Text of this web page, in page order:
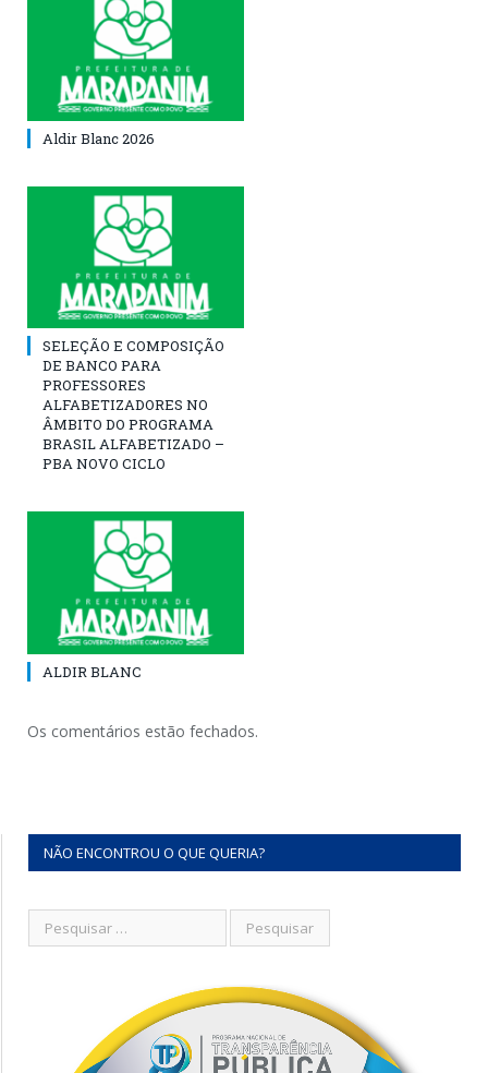
Aldir Blanc 2026
SELEÇÃO E COMPOSIÇÃO
DE BANCO PARA
PROFESSORES
ALFABETIZADORES NO
ÂMBITO DO PROGRAMA
BRASIL ALFABETIZADO –
PBA NOVO CICLO
ALDIR BLANC
Os comentários estão fechados.
NÃO ENCONTROU O QUE QUERIA?